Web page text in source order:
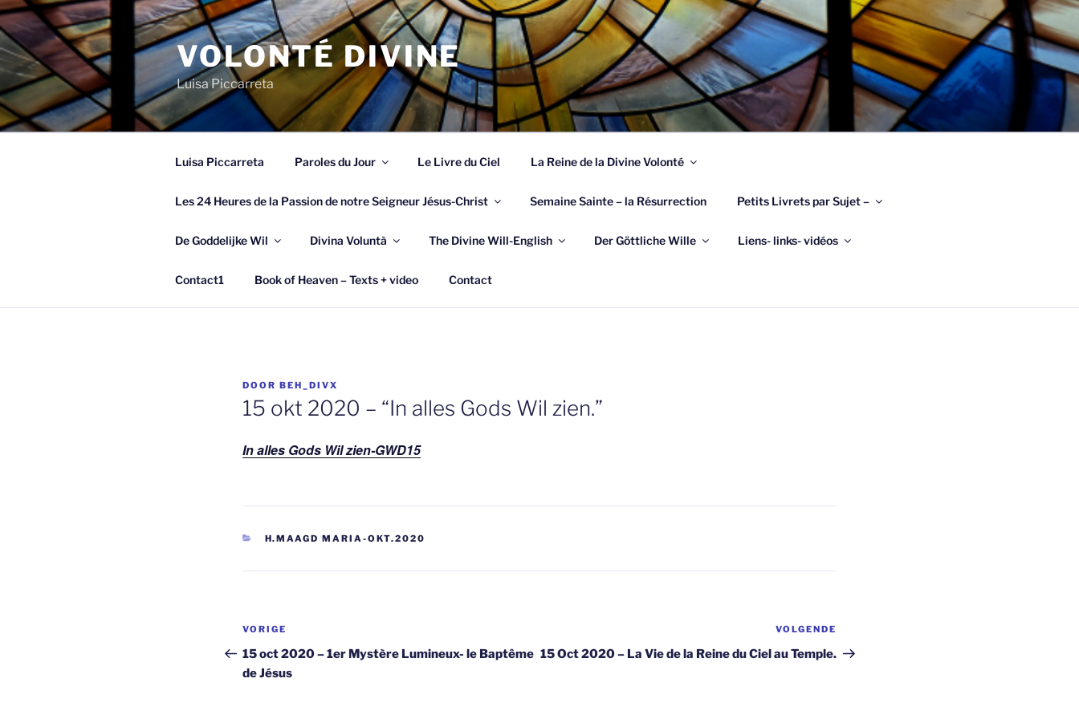
Spring
naar
de
inhoud
VOLONTÉ DIVINE
Luisa Piccarreta
Luisa Piccarreta Paroles du Jour Le Livre du Ciel La Reine de la Divine Volonté
Les 24 Heures de la Passion de notre Seigneur Jésus-Christ Semaine Sainte – la Résurrection Petits Livrets par Sujet –
De Goddelijke Wil Divina Voluntà The Divine Will-English Der Göttliche Wille Liens- links- vidéos
Contact1 Book of Heaven – Texts + video Contact
GEPLAATST
OP
DOOR BEH_DIVX
15 okt 2020 – “In alles Gods Wil zien.”
In alles Gods Wil zien-GWD15
CATEGORIEËN
H.MAAGD MARIA-OKT.2020
Berichtnavigatie
Vorig
bericht
VORIGE
15 oct 2020 – 1er Mystère Lumineux- le Baptême
de Jésus
bericht
VOLGENDE
15 Oct 2020 – La Vie de la Reine du Ciel au Temple.